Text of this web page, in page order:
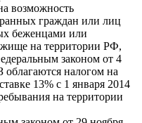
возможность
граждан или лиц
беженцами или
на территории РФ,
законом от 4
налогом на
13% с 1 января 2014
на территории